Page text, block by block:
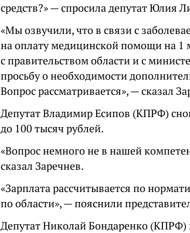
средств?» — спросила депутат Юлия
«Мы озвучили, что в связи с
на оплату медицинской помощи на 1
с правительством области и с
просьбу о необходимости
Вопрос рассматривается», — сказал
Депутат Владимир Есипов (КПРФ)
до 100 тысяч рублей.
«Вопрос немного не в нашей
сказал Заречнев.
«Зарплата рассчитывается по
по области», — пояснили
Депутат Николай Бондаренко (КПРФ)